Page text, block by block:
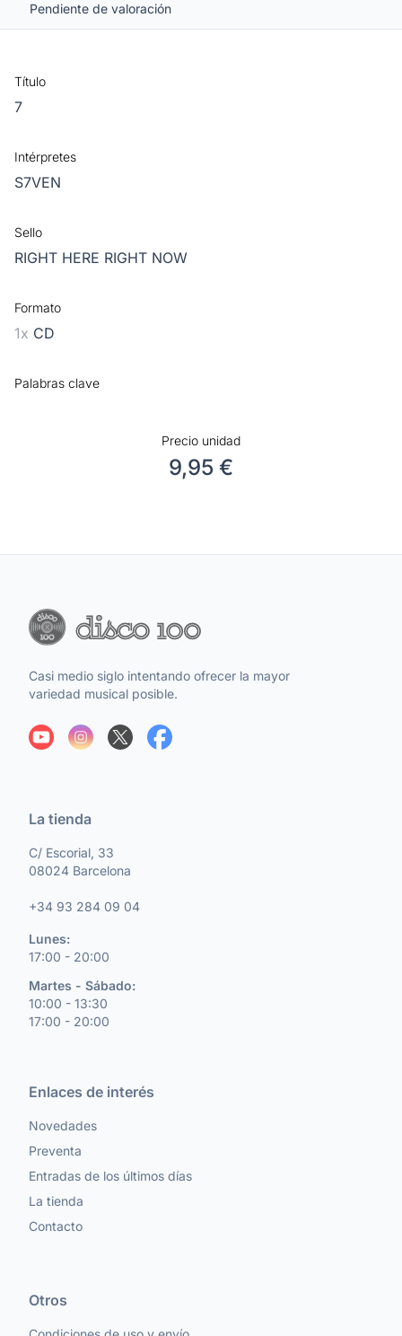
Pendiente de valoración
Título
7
Intérpretes
S7VEN
Sello
RIGHT HERE RIGHT NOW
Formato
1x CD
Palabras clave
Precio unidad
9,95 €
Casi medio siglo intentando ofrecer la mayor
variedad musical posible.
La tienda
C/ Escorial, 33
08024 Barcelona
+34 93 284 09 04
Lunes:
17:00 - 20:00
Martes - Sábado:
10:00 - 13:30
17:00 - 20:00
Enlaces de interés
Novedades
Preventa
Entradas de los últimos días
La tienda
Contacto
Otros